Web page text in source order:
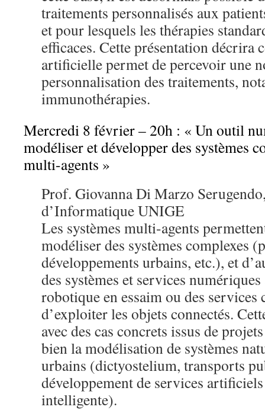
traitements personnalisés aux
et pour lesquels les thérapies
efficaces. Cette présentation décrira
artificielle permet de percevoir une
personnalisation des traitements,
immunothérapies.
Mercredi 8 février – 20h : « Un outil
modéliser et développer des systèmes
multi-agents »
Prof. Giovanna Di Marzo
d’Informatique UNIGE
Les systèmes multi-agents
modéliser des systèmes complexes
développements urbains, etc.), et
des systèmes et services
robotique en essaim ou des
d’exploiter les objets connectés.
avec des cas concrets issus de
bien la modélisation de systèmes
urbains (dictyostelium, transports
développement de services
intelligente).